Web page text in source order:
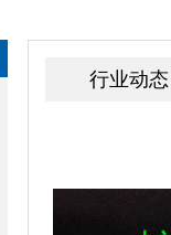
行业动态